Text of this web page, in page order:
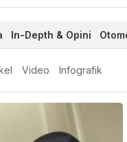
In-Depth & Opini
Terkini
Video Infografik